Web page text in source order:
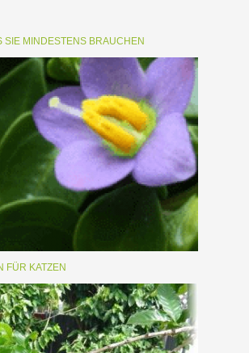
SIE MINDESTENS BRAUCHEN
FÜR KATZEN